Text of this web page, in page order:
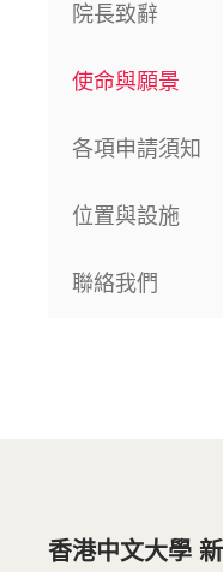
院長致辭
使命與願景
各項申請須知
位置與設施
聯絡我們
香港中文大學